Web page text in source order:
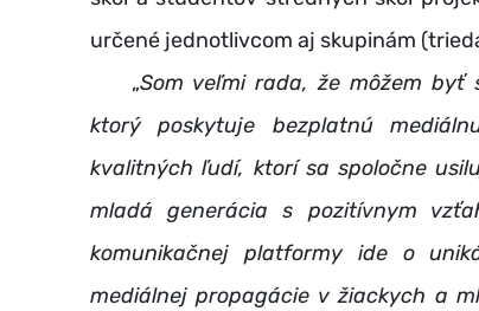
určené jednotlivcom aj skupinám
„Som veľmi rada, že môžem byť
ktorý poskytuje bezplatnú
kvalitných ľudí, ktorí sa spoločne
mladá generácia s pozitívnym
komunikačnej platformy ide o
mediálnej propagácie v žiackych a